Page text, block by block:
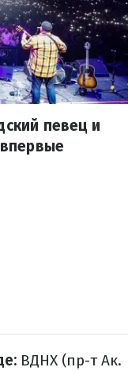
певец и
ВДНХ (пр-т Ак.